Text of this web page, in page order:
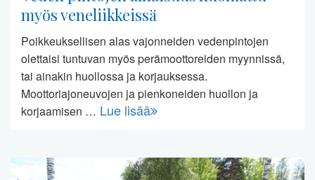
myös veneliikkeissä
Poikkeuksellisen alas vajonneiden vedenpintojen
olettaisi tuntuvan myös perämoottoreiden myynnissä,
tai ainakin huollossa ja korjauksessa.
Moottoriajoneuvojen ja pienkoneiden huollon ja
korjaamisen … Lue lisää